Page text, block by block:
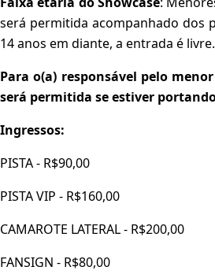
será permitida acompanhado dos
14 anos em diante, a entrada é livre.
Para o(a) responsável pelo
será permitida se estiver
Ingressos:
PISTA - R$90,00
PISTA VIP - R$160,00
CAMAROTE LATERAL - R$200,00
FANSIGN - R$80,00